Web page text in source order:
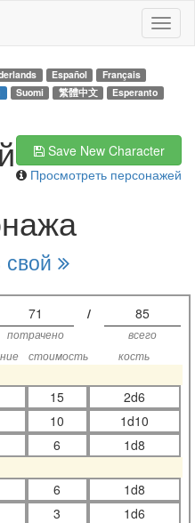
Español
Français
Suomi 繁體中文
Esperanto
Save New Character
Просмотреть персонажей
свой
71 / 85
потрачено
всего
стоимость кость
15
2d6
10
1d10
6
1d8
6
1d8
3
1d6